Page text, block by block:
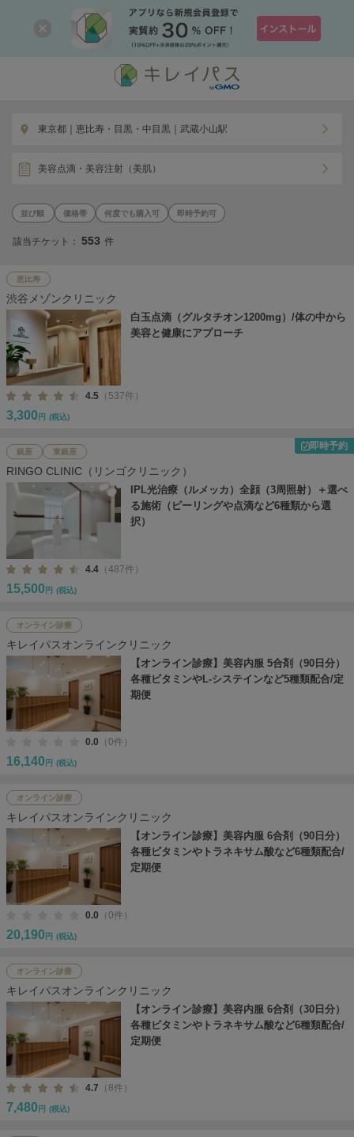
東京都｜恵比寿・目黒・中目黒｜武蔵小山駅
美容点滴・美容注射（美肌）
価格帯 何度でも購入可 即時予約可
該当チケット： 553 件
恵比寿
渋谷メゾンクリニック
白玉点滴（グルタチオン1200mg）/体の中から
美容と健康にアプローチ
4.5 （537件）
3,300 円 (税込)
銀座 東銀座
即時予約
RINGO CLINIC（リンゴクリニック）
IPL光治療（ルメッカ）全顔（3周照射）＋選べ
る施術（ピーリングや点滴など6種類から選
択）
4.4 （487件）
15,500 円 (税込)
オンライン診療
キレイパスオンラインクリニック
【オンライン診療】美容内服 5合剤（90日分）
各種ビタミンやL-システインなど5種類配合/定
期便
0.0 （0件）
16,140 円 (税込)
オンライン診療
キレイパスオンラインクリニック
【オンライン診療】美容内服 6合剤（90日分）
各種ビタミンやトラネキサム酸など6種類配合/
定期便
0.0 （0件）
20,190 円 (税込)
オンライン診療
キレイパスオンラインクリニック
【オンライン診療】美容内服 6合剤（30日分）
各種ビタミンやトラネキサム酸など6種類配合/
定期便
4.7 （8件）
7,480 円 (税込)